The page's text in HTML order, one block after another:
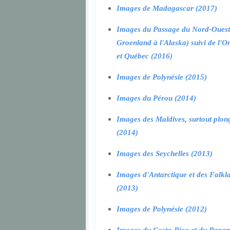
Images de Madagascar (2017)
Images du Passage du Nord-
Groenland à l'Alaska) suivi de
et Québec (2016)
Images de Polynésie (2015)
Images du Pérou (2014)
Images des Maldives, surtout
(2014)
Images des Seychelles (2013)
Images d'Antarctique et des
(2013)
Images de Polynésie (2012)